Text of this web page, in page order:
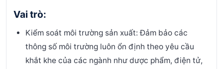
Vai trò:
Kiểm soát môi trường sản xuất: Đảm bảo các
thông số môi trường luôn ổn định theo yêu cầu
khắt khe của các ngành như dược phẩm, điện tử,